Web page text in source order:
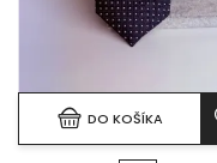
DO KOŠÍKA